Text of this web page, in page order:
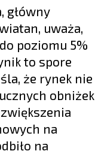
główny
uważa,
poziomu 5%
to spore
że rynek nie
obniżek
na
na